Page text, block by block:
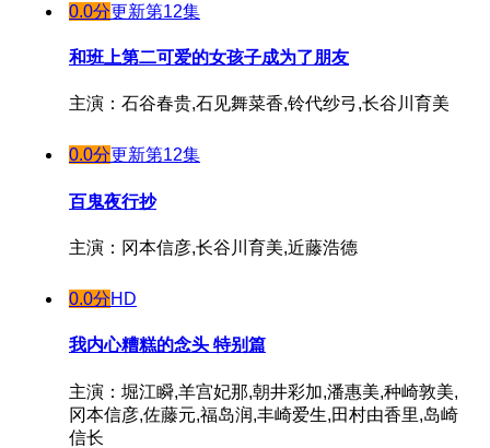
0.0分更新第12集
和班上第二可爱的女孩子成为了朋友
主演：石谷春贵,石见舞菜香,铃代纱弓,长谷川育美
0.0分更新第12集
百鬼夜行抄
主演：冈本信彦,长谷川育美,近藤浩德
0.0分HD
我内心糟糕的念头 特别篇
主演：堀江瞬,羊宫妃那,朝井彩加,潘惠美,种崎敦美,
冈本信彦,佐藤元,福岛润,丰崎爱生,田村由香里,岛崎
信长